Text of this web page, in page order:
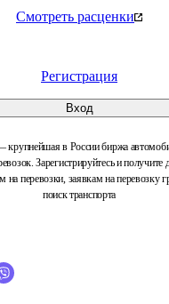
Смотреть расценки
Регистрация
Вход
в России биржа
Зарегистрируйтесь и получите
на перевозки, заявкам на перевозку
поиск транспорта